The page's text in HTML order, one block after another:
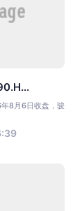
8月6日收盘，骏